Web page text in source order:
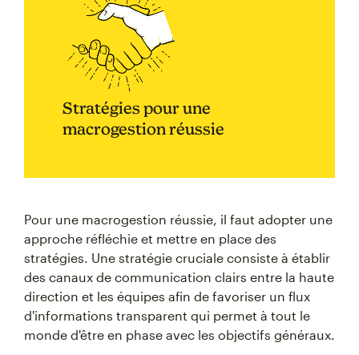
Stratégies pour une
macrogestion réussie
Pour une macrogestion réussie, il faut adopter une
approche réfléchie et mettre en place des
stratégies. Une stratégie cruciale consiste à établir
des canaux de communication clairs entre la haute
direction et les équipes afin de favoriser un flux
d'informations transparent qui permet à tout le
monde d'être en phase avec les objectifs généraux.